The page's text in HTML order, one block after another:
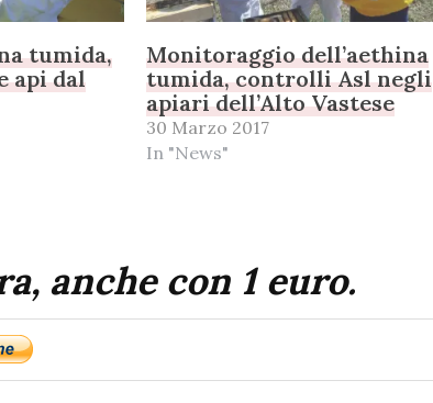
tumida,
api dal
Monitoraggio dell’aethina
tumida, controlli Asl negli
apiari dell’Alto Vastese
30 Marzo 2017
In "News"
anche con 1 euro.